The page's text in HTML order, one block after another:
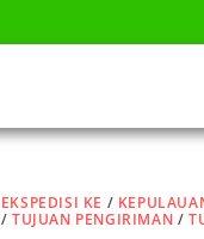
EKSPEDISI KE /
/TUJUAN PENGIRIMAN /